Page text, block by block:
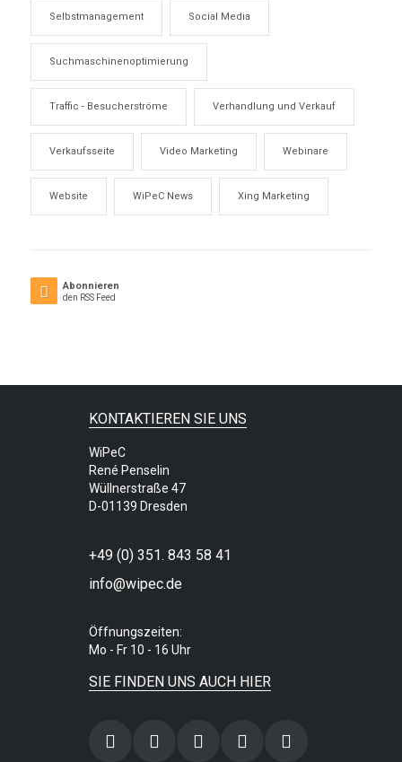
Selbstmanagement Social Media
Suchmaschinenoptimierung
Traffic - Besucherströme Verhandlung und Verkauf
Verkaufsseite Video Marketing Webinare
Website WiPeC News Xing Marketing
Abonnieren
den RSS Feed
KONTAKTIEREN SIE UNS
WiPeC
René Penselin
Wüllnerstraße 47
D-01139 Dresden
+49 (0) 351. 843 58 41
info@wipec.de
Öffnungszeiten:
Mo - Fr 10 - 16 Uhr
SIE FINDEN UNS AUCH HIER